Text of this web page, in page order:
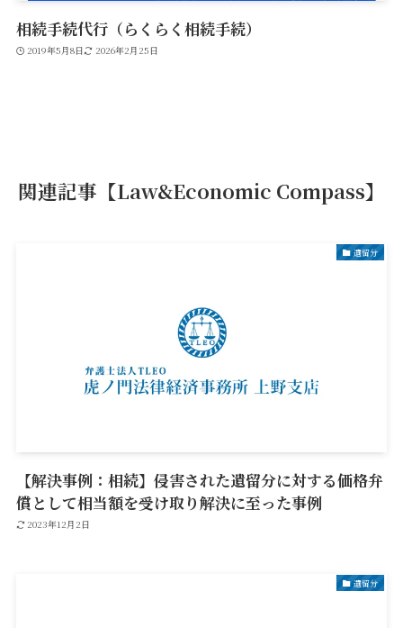
相続手続代行（らくらく相続手続）
2019年5月8日 2026年2月25日
関連記事【Law&Economic Compass】
遺留分
【解決事例：相続】侵害された遺留分に対する価格弁
償として相当額を受け取り解決に至った事例
2023年12月2日
遺留分